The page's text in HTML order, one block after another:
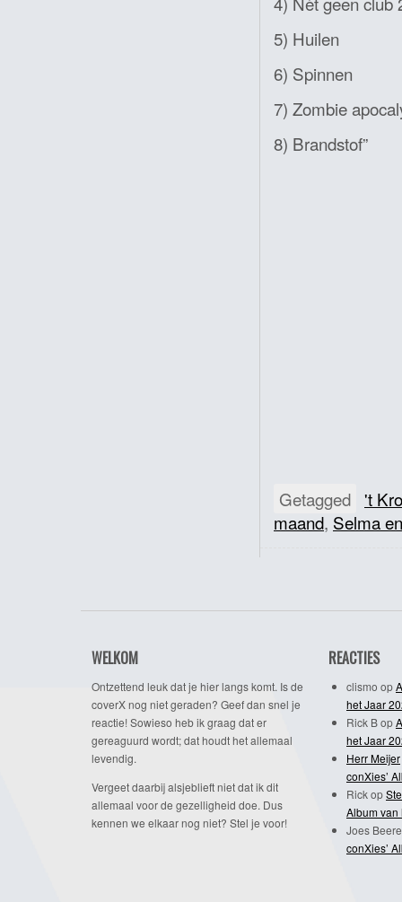
5) Huilen
6) Spinnen
7) Zombie
8) Brandstof”
Getagged 't
maand, Selma
WELKOM
Ontzettend leuk dat je hier langs komt. Is de
coverX nog niet geraden? Geef dan snel je
reactie! Sowieso heb ik graag dat er
gereaguurd wordt; dat houdt het allemaal
levendig.
Vergeet daarbij alsjeblieft niet dat ik dit
allemaal voor de gezelligheid doe. Dus
kennen we elkaar nog niet? Stel je voor!
REACTIES
clismo op
het Jaar
Rick Bop
het Jaar
Herr Meijer
conXies’
Rickop
Album van
Joes
conXies’